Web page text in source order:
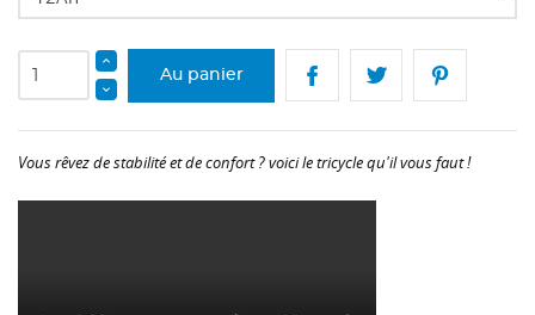
Au panier
Vous rêvez de stabilité et de confort ? voici le tricycle qu'il vous faut !